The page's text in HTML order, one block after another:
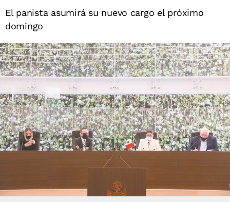
El panista asumirá su nuevo cargo el próximo
domingo